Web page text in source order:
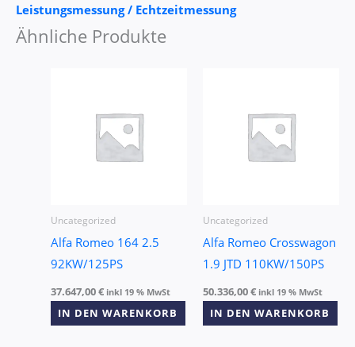
Leistungsmessung / Echtzeitmessung
Ähnliche Produkte
Uncategorized
Alfa Romeo 164 2.5
92KW/125PS
37.647,00€ inkl 19 % MwSt
IN DEN WARENKORB
Uncategorized
Alfa Romeo Crosswagon
1.9 JTD 110KW/150PS
50.336,00€ inkl 19 % MwSt
IN DEN WARENKORB